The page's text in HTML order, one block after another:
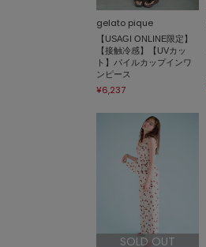
gelato pique
【USAGI ONLINE限定】
【接触冷感】【UVカッ
ト】パイルカップインワ
ンピース
¥6,237
SOLD OUT